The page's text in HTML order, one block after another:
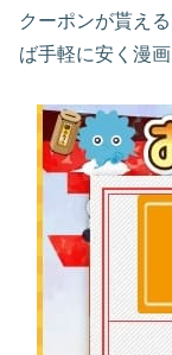
クーポンが貰え
ば手軽に安く漫